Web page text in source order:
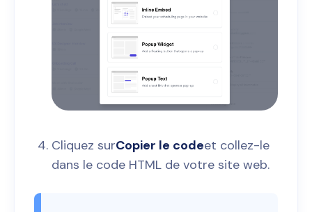
Cliquez surCopier le codeet collez-le
dans le code HTML de votre site web.